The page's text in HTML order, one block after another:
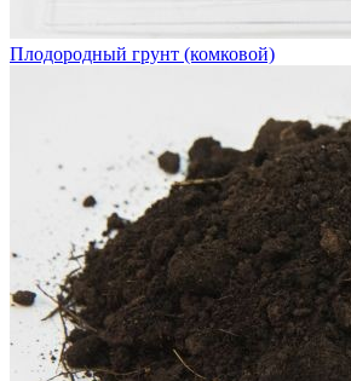
Плодородный грунт (комковой)